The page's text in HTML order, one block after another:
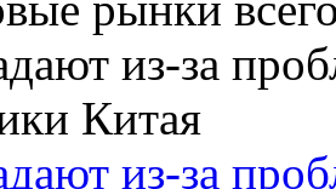
из-за